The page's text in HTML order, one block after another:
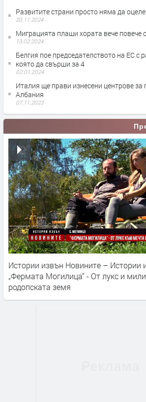
Развитите страни просто няма да
20.11.2024
Миграцията плаши хората вече повече
13.02.2024
Белгия пое председателството на ЕС с
която да свърши за 4
02.01.2024
Италия ще прави изнесени центрове за
Албания
07.11.2023
Истории извън Новините – Истории
„Фермата Могилица“ - От лукс и
родопската земя